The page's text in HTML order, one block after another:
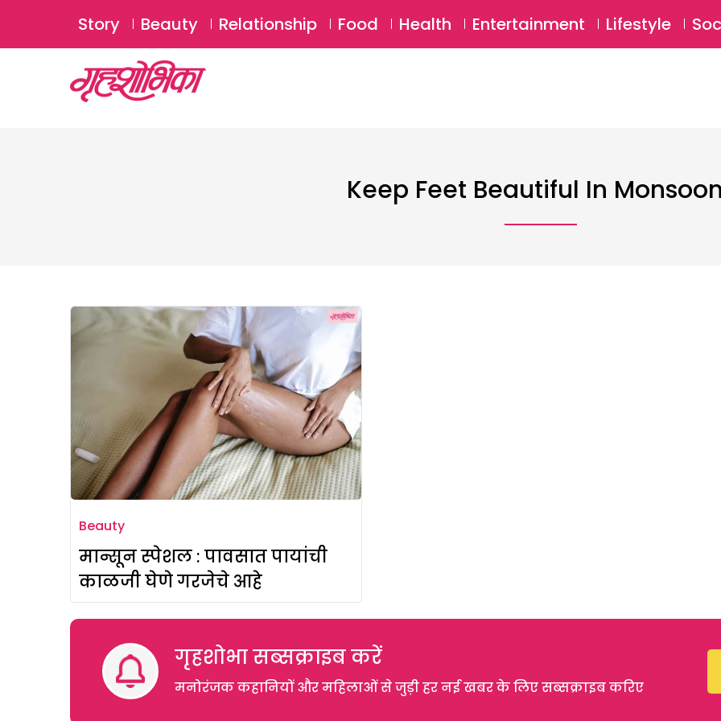
Story Beauty Relationship Food Health Entertainment Lifestyle
Keep Feet Beautiful In
Beauty
मान्सून स्पेशल : पावसात पायांची
काळजी घेणे गरजेचे आहे
गृहशोभा सब्सक्राइब करें
मनोरंजक कहानियों और महिलाओं से जुड़ी हर नई खबर के लिए सब्सक्राइब करिए